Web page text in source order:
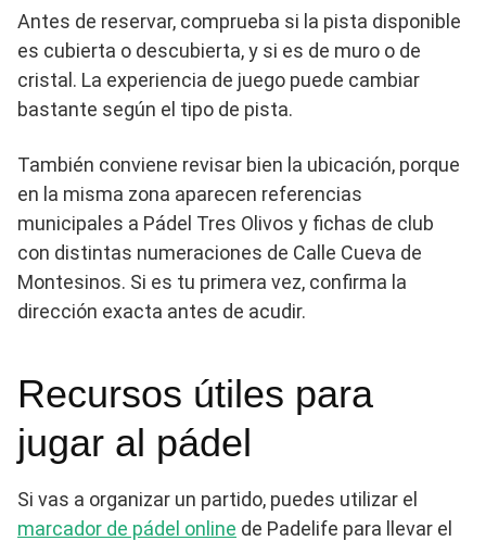
Antes de reservar, comprueba si la pista disponible
es cubierta o descubierta, y si es de muro o de
cristal. La experiencia de juego puede cambiar
bastante según el tipo de pista.
También conviene revisar bien la ubicación, porque
en la misma zona aparecen referencias
municipales a Pádel Tres Olivos y fichas de club
con distintas numeraciones de Calle Cueva de
Montesinos. Si es tu primera vez, confirma la
dirección exacta antes de acudir.
Recursos útiles para
jugar al pádel
Si vas a organizar un partido, puedes utilizar el
marcador de pádel online de Padelife para llevar el